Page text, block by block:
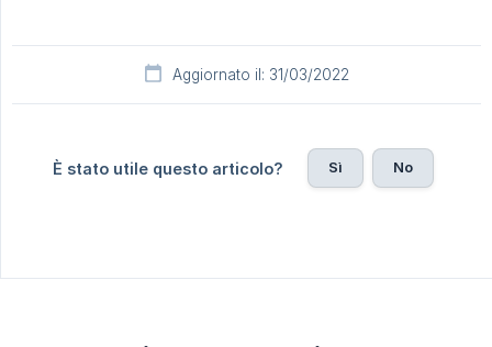
Aggiornato il: 31/03/2022
È stato utile questo articolo? Sì No